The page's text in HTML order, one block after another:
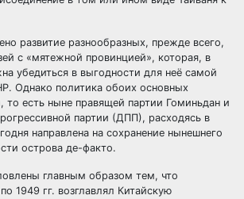
развитие разнообразных, прежде всего,
с «мятежной провинцией», которая, в
убедиться в выгодности для неё самой
Однако политика обоих основных
то есть ныне правящей партии Гоминьдан и
партии (ДПП), расходясь в
направлена на сохранение нынешнего
острова де-факто.
главным образом тем, что
1949 гг. возглавлял Китайскую